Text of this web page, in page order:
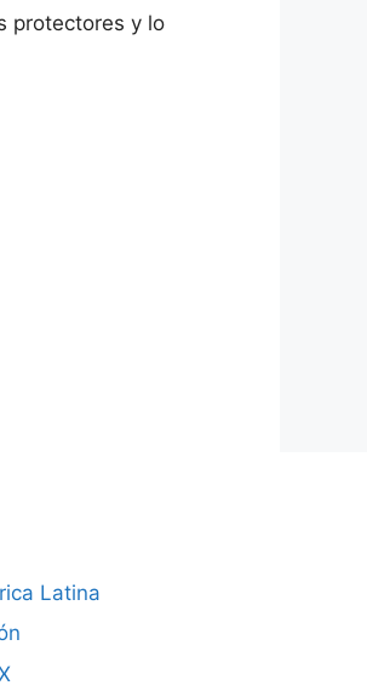
protectores y lo
Latina